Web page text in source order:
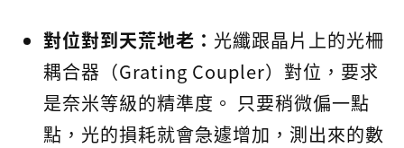
對位對到天荒地老： 光纖跟晶片上的光柵
耦合器（Grating Coupler）對位，要求
是奈米等級的精準度。 只要稍微偏一點
點，光的損耗就會急遽增加，測出來的數